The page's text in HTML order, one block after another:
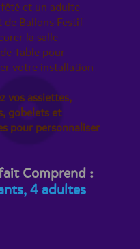
et un adulte
de Ballons Festif
la salle
Table pour
votre installation
vos assiettes,
gobelets et
pour personnaliser
Comprend :
4 adultes